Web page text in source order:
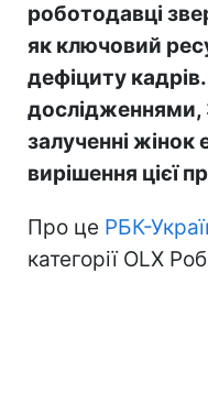
роботодавці
як ключовий
дефіциту
дослідженнями,
залученні жінок
вирішення цієї
Про це РБК-
категорії OLX